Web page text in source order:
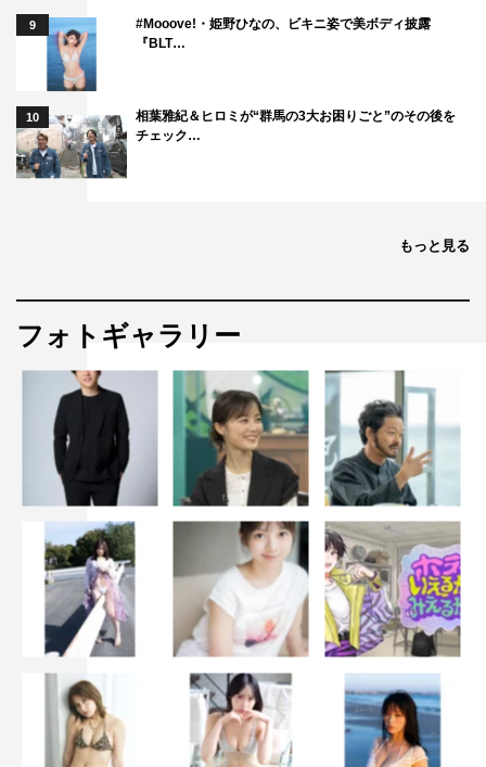
ゲスト：伊集院光
■9月12日（土）後6・00公演
「繰り返される時…」
出演：尾上松也（瀬名洋介役）×山崎銀之丞（広重多加夫
役）
脚本協力：今井太郎
トークショー：角田晃広、佃典彦、尾上松也、山崎銀之丞
ゲスト：伊集院光
■9月13日（日）正午公演
「黒い二人の日記帳」
出演：南野陽子（平山美幸役）×土田英生（平山一正役）
脚本：土田英生
「繰り返される時…」
出演：尾上松也（瀬名洋介役）×山崎銀之丞（広重多加夫
役）
脚本：粟島瑞丸
トークショー：南野陽子、土田英生、尾上松也、山崎銀之
9
#Mooove!・姫野ひなの、ビキニ姿で美ボディ披露
『BLT…
10
相葉雅紀＆ヒロミが“群馬の3大お困りごと”のその後を
チェック…
もっと見る
フォトギャラリー